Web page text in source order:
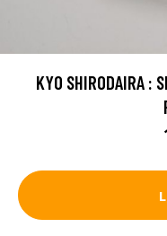
KYO SHIRODAIRA :